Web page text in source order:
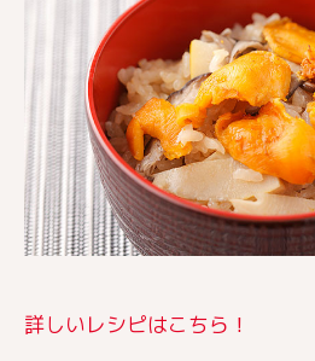
詳しいレシピはこちら！